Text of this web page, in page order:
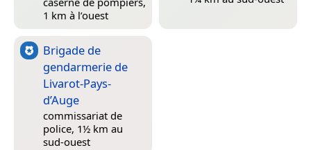
1 km à l’ouest
Brigade de
gendarmerie de
Livarot-Pays-
d’Auge
commissariat de
police, 1½ km au
sud-ouest